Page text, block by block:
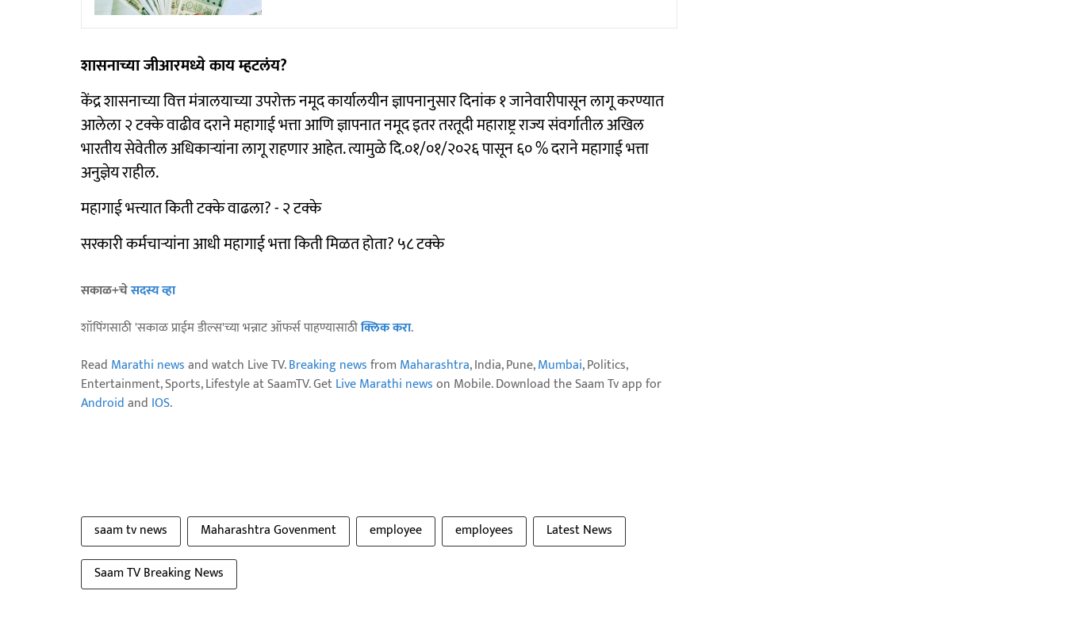
शासनाच्या जीआरमध्ये काय म्हटलंय?
केंद्र शासनाच्या वित्त मंत्रालयाच्या उपरोक्त नमूद कार्यालयीन ज्ञापनानुसार दिनांक १ जानेवारीपासून लागू करण्यात
आलेला २ टक्के वाढीव दराने महागाई भत्ता आणि ज्ञापनात नमूद इतर तरतूदी महाराष्ट्र राज्य संवर्गातील अखिल
भारतीय सेवेतील अधिकाऱ्यांना लागू राहणार आहेत. त्यामुळे दि.०१/०१/२०२६ पासून ६० % दराने महागाई भत्ता
अनुज्ञेय राहील.
महागाई भत्त्यात किती टक्के वाढला? - २ टक्के
सरकारी कर्मचाऱ्यांना आधी महागाई भत्ता किती मिळत होता? ५८ टक्के
सकाळ+चेसदस्य व्हा
शॉपिंगसाठी 'सकाळ प्राईम डील्स'च्या भन्नाट ऑफर्स पाहण्यासाठीक्लिक करा.
Read Marathi newsand watch Live TV.Breaking newsfrom Maharashtra, India, Pune,Mumbai, Politics,
Entertainment, Sports, Lifestyle at SaamTV. GetLive Marathi newson Mobile. Download the Saam Tv app for
Androidand IOS.
saam tv news Maharashtra Govenment employee employees
Latest News
Saam TV Breaking News